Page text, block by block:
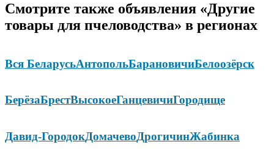
Смотрите также объявления «Другие
товары для пчеловодства» в регионах
Вся БеларусьАнтопольБарановичиБелоозёрск
БерёзаБрестВысокоеГанцевичиГородище
Давид-ГородокДомачевоДрогичинЖабинка